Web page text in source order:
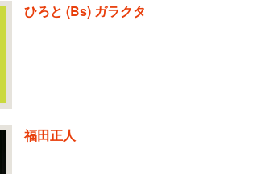
ひろと (Bs) ガラクタ
福田正人